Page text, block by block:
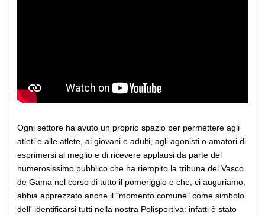
Ogni settore ha avuto un proprio spazio per permettere agli
atleti e alle atlete, ai giovani e adulti, agli agonisti o amatori di
esprimersi al meglio e di ricevere applausi da parte del
numerosissimo pubblico che ha riempito la tribuna del Vasco
de Gama nel corso di tutto il pomeriggio e che, ci auguriamo,
abbia apprezzato anche il "momento comune" come simbolo
dell' identificarsi tutti nella nostra Polisportiva: infatti è stato